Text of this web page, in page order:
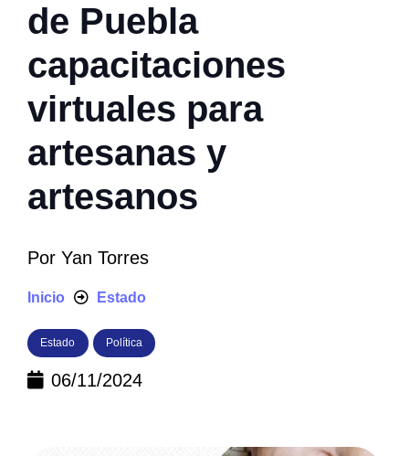
de Puebla
capacitaciones
virtuales para
artesanas y
artesanos
Por Yan Torres
Inicio Estado
Estado Política
06/11/2024